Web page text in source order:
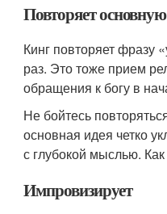
Повторяет
Кинг повторяет фразу
раз. Это тоже прием
обращения к богу в
Не бойтесь
основная идея четко
с глубокой мыслью.
Импровизирует